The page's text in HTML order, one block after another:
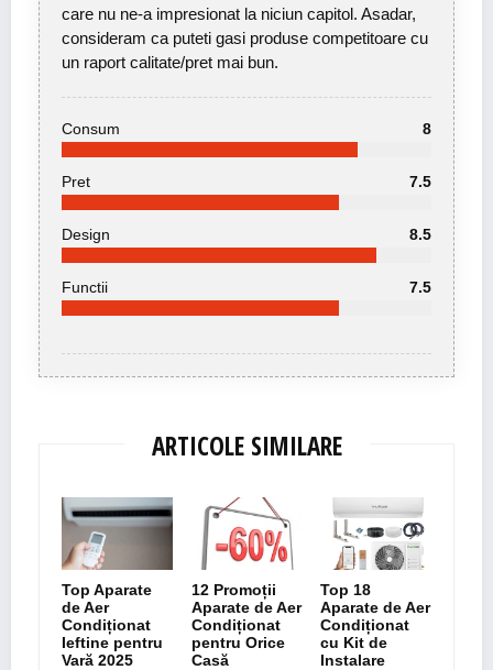
care nu ne-a impresionat la niciun capitol. Asadar,
consideram ca puteti gasi produse competitoare cu
un raport calitate/pret mai bun.
Consum 8
Pret 7.5
Design 8.5
Functii 7.5
ARTICOLE SIMILARE
Top Aparate
de Aer
Condiționat
Ieftine pentru
Vară 2025
12 Promoții
Aparate de Aer
Condiționat
pentru Orice
Casă
Top 18
Aparate de Aer
Condiționat
cu Kit de
Instalare